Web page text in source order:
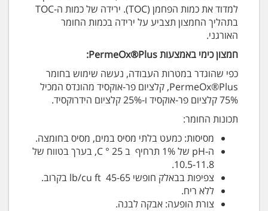
למדוד את כמות הפחמן (TOC). ירידה של כמות ה-TOC
בתהליך החמצון תצביע על ירידה בכמות החומר
האורגני.
חמצון כימי באמצעות PermeOx®Plus:
כפי שהוגדר במטרות העבודה, נעשה שימוש בחומר
PermeOx®Plus, קלציום פר-אוקסיד מהונדס המכיל
75% קלציום פר-אוקסיד ו-25% קלציום הידרוקסיד.
תכונות החומר:
מסיסות: כמעט בלתי מסיס במים, מסיס בחומצה.
ה-pH של 1% תרחיף ב C ° 25, בערך בטווח של
10.5-11.8.
צפיפות בבאלק חופשי lb/cu ft 45-65 בקרוב.
ללא ריח.
צורת הופעה: אבקה לבנה.